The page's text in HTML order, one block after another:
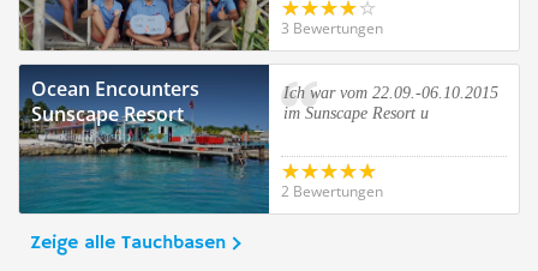
3 Bewertungen
Ocean Encounters
Sunscape Resort
Ich war vom 22.09.-06.10.2015
im Sunscape Resort u
2 Bewertungen
Zeige alle Tauchbasen